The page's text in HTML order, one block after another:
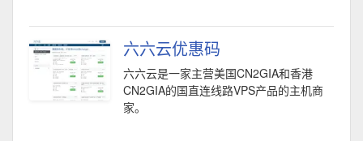
六六云优惠码
六六云是一家主营美国CN2GIA和香港
CN2GIA的国直连线路VPS产品的主机商
家。